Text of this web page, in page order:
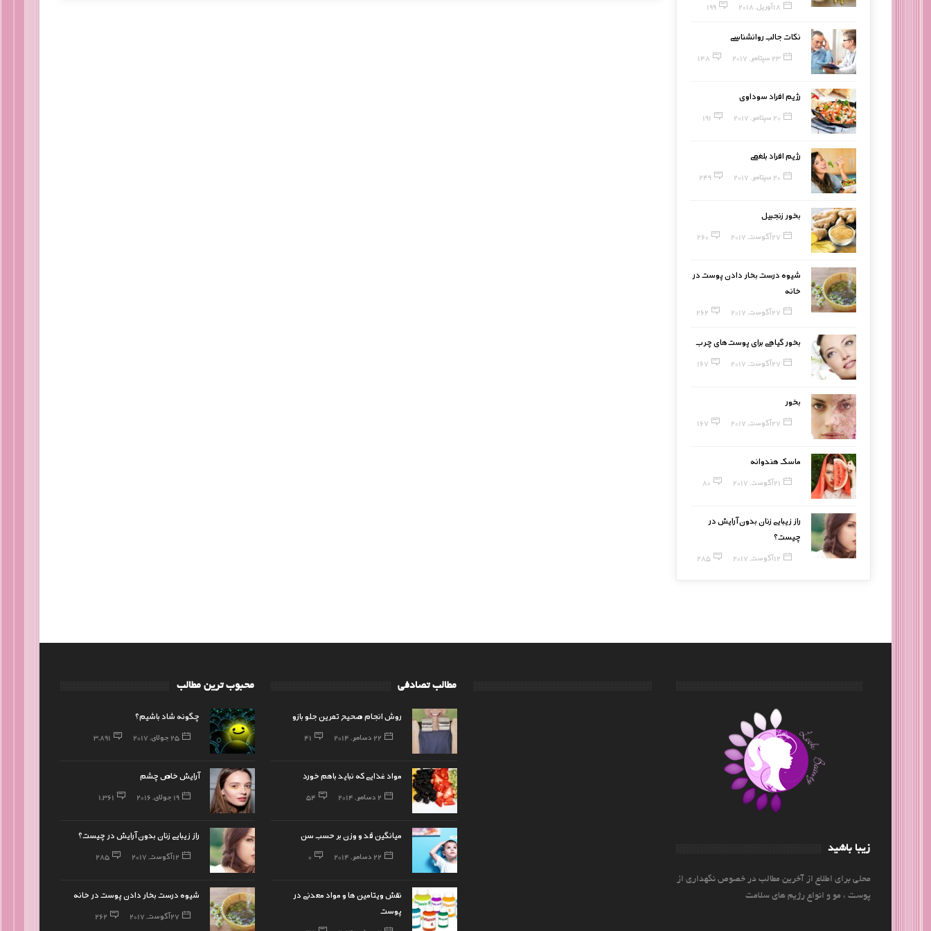
18 آوریل, 2018 199
نکات جالب روانشناسی
23 سپتامبر, 2017 148
رژیم افراد سوداوی
20 سپتامبر, 2017 191
رژیم افراد بلغمی
20 سپتامبر, 2017 249
بخور زنجبیل
27 آگوست, 2017 260
شیوه درست بخار دادن پوست در
خانه
27 آگوست, 2017 262
بخور گیاهی برای پوست‌های چرب
27 آگوست, 2017 167
بخور
27 آگوست, 2017 167
ماسک هندوانه
21 آگوست, 2017 80
راز زیبایی زنان بدون آرایش در
چیست؟
12 آگوست, 2017 285
محبوب ترین مطالب
چگونه شاد باشیم؟
25 جولای, 2017 3,891
آرایش خاص چشم
19 جولای, 2016 1,361
راز زیبایی زنان بدون آرایش در چیست؟
12 آگوست, 2017 285
شیوه درست بخار دادن پوست در خانه
27 آگوست, 2017 262
مطالب تصادفی
روش انجام صحیح تمرین جلو بازو
22 دسامبر, 2014 41
مواد غذایی که نباید باهم خورد
2 دسامبر, 2014 54
میانگین قد و وزن بر حسب سن
22 دسامبر, 2014 0
نقش ویتامین ها و مواد معدنی در
پوست
زیبا باشید
محلی برای اطلاع از آخرین مطالب در خصوص نگهداری از
پوست ، مو و انواع رژیم های سلامت